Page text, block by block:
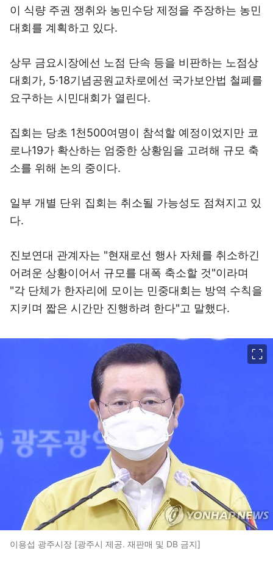
이 식량 주권 쟁취와 농민수당 제정을 주장하는 농민
대회를 계획하고 있다.
상무 금요시장에선 노점 단속 등을 비판하는 노점상
대회가, 5·18기념공원교차로에선 국가보안법 철폐를
요구하는 시민대회가 열린다.
집회는 당초 1천500여명이 참석할 예정이었지만 코
로나19가 확산하는 엄중한 상황임을 고려해 규모 축
소를 위해 논의 중이다.
일부 개별 단위 집회는 취소될 가능성도 점쳐지고 있
다.
진보연대 관계자는 "현재로선 행사 자체를 취소하긴
어려운 상황이어서 규모를 대폭 축소할 것"이라며
"각 단체가 한자리에 모이는 민중대회는 방역 수칙을
지키며 짧은 시간만 진행하려 한다"고 말했다.
이용섭 광주시장 [광주시 제공. 재판매 및 DB 금지]